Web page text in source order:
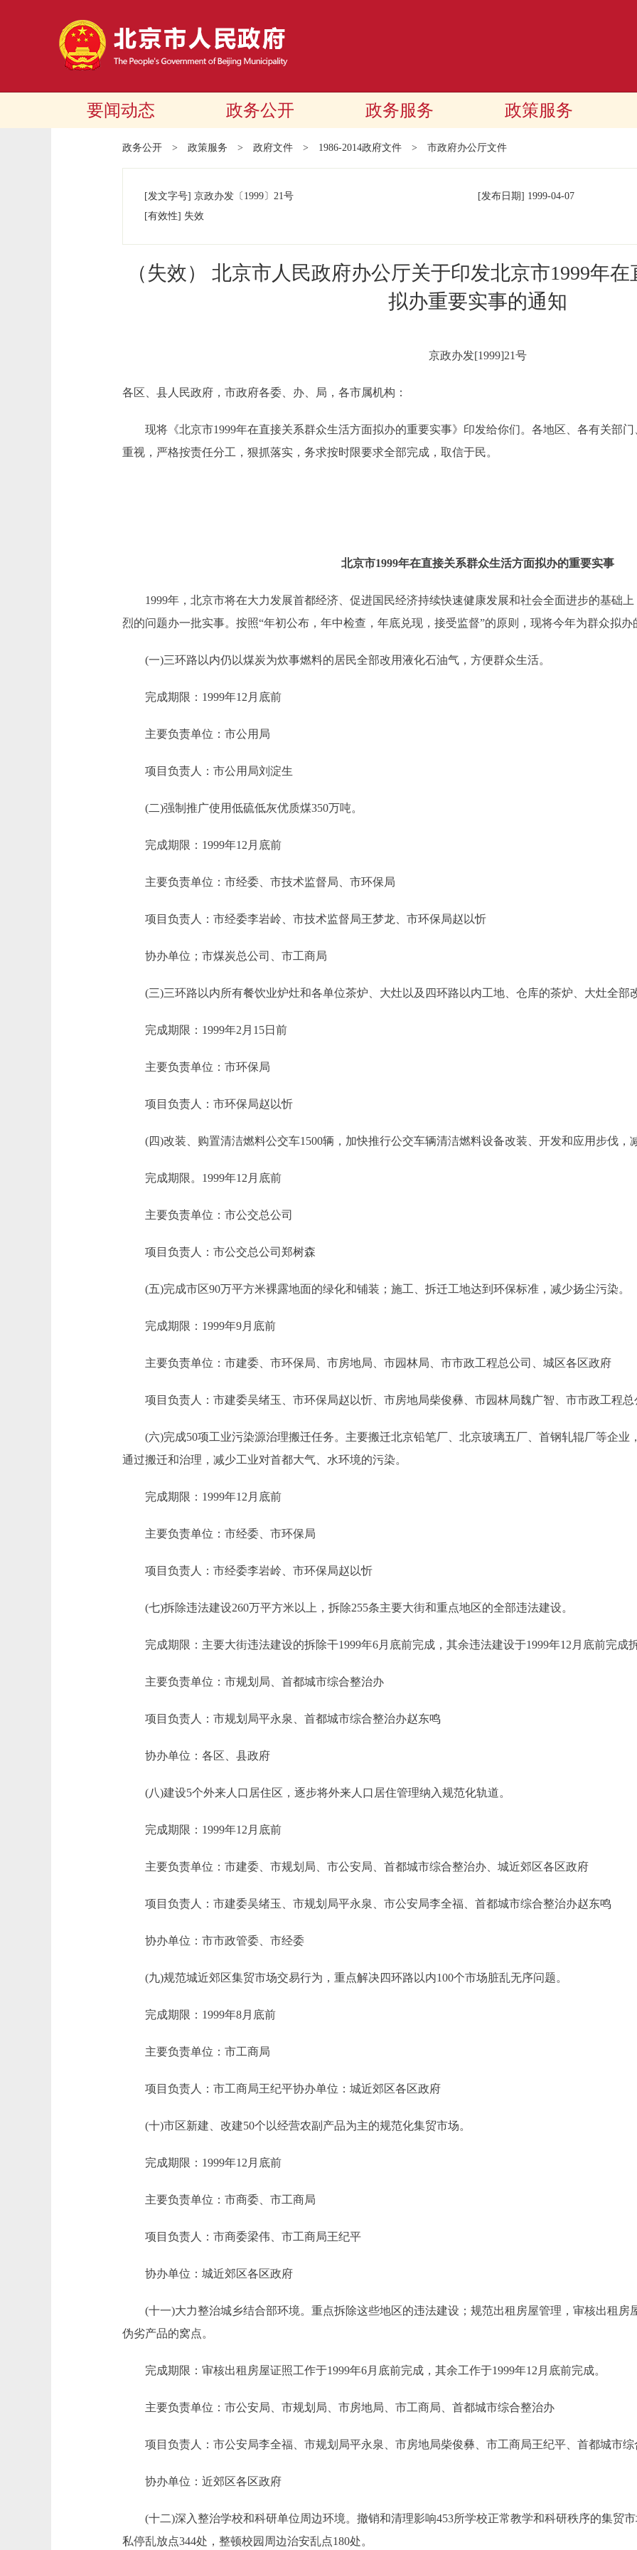
要闻动态 政务公开 政务服务 政策服务
政务公开 > 政策服务 > 政府文件 > 1986-2014政府文件 > 市政府办公厅文件
[发文字号] 京政办发 〔1999〕 21号 [发布日期] 1999-04-07
[有效性] 失效
（失效） 北京市人民政府办公厅关于印发北京市1999年
拟办重要实事的通知
京政办发[1999]21号
各区、县人民政府，市政府各委、办、局，各市属机构：
现将《北京市1999年在直接关系群众生活方面拟办的重要实事》印发给你们。各地区、各有关部门
重视，严格按责任分工，狠抓落实，务求按时限要求全部完成，取信于民。
北京市1999年在直接关系群众生活方面拟办的重要实事
1999年，北京市将在大力发展首都经济、促进国民经济持续快速健康发展和社会全面进步的基础上
烈的问题办一批实事。按照“年初公布，年中检查，年底兑现，接受监督”的原则，现将今年为群众拟办
(一)三环路以内仍以煤炭为炊事燃料的居民全部改用液化石油气，方便群众生活。
完成期限：1999年12月底前
主要负责单位：市公用局
项目负责人：市公用局刘淀生
(二)强制推广使用低硫低灰优质煤350万吨。
完成期限：1999年12月底前
主要负责单位：市经委、市技术监督局、市环保局
项目负责人：市经委李岩岭、市技术监督局王梦龙、市环保局赵以忻
协办单位；市煤炭总公司、市工商局
(三)三环路以内所有餐饮业炉灶和各单位茶炉、大灶以及四环路以内工地、仓库的茶炉、大灶全部
完成期限：1999年2月15日前
主要负责单位：市环保局
项目负责人：市环保局赵以忻
(四)改装、购置清洁燃料公交车1500辆，加快推行公交车辆清洁燃料设备改装、开发和应用步伐，
完成期限。1999年12月底前
主要负责单位：市公交总公司
项目负责人：市公交总公司郑树森
(五)完成市区90万平方米裸露地面的绿化和铺装；施工、拆迁工地达到环保标准，减少扬尘污染。
完成期限：1999年9月底前
主要负责单位：市建委、市环保局、市房地局、市园林局、市市政工程总公司、城区各区政府
项目负责人：市建委吴绪玉、市环保局赵以忻、市房地局柴俊彝、市园林局魏广智、市市政工程总
(六)完成50项工业污染源治理搬迁任务。主要搬迁北京铅笔厂、北京玻璃五厂、首钢轧辊厂等企业
通过搬迁和治理，减少工业对首都大气、水环境的污染。
完成期限：1999年12月底前
主要负责单位：市经委、市环保局
项目负责人：市经委李岩岭、市环保局赵以忻
(七)拆除违法建设260万平方米以上，拆除255条主要大街和重点地区的全部违法建设。
完成期限：主要大街违法建设的拆除干1999年6月底前完成，其余违法建设于1999年12月底前完成拆
主要负责单位：市规划局、首都城市综合整治办
项目负责人：市规划局平永泉、首都城市综合整治办赵东鸣
协办单位：各区、县政府
(八)建设5个外来人口居住区，逐步将外来人口居住管理纳入规范化轨道。
完成期限：1999年12月底前
主要负责单位：市建委、市规划局、市公安局、首都城市综合整治办、城近郊区各区政府
项目负责人：市建委吴绪玉、市规划局平永泉、市公安局李全福、首都城市综合整治办赵东鸣
协办单位：市市政管委、市经委
(九)规范城近郊区集贸市场交易行为，重点解决四环路以内100个市场脏乱无序问题。
完成期限：1999年8月底前
主要负责单位：市工商局
项目负责人：市工商局王纪平协办单位：城近郊区各区政府
(十)市区新建、改建50个以经营农副产品为主的规范化集贸市场。
完成期限：1999年12月底前
主要负责单位：市商委、市工商局
项目负责人：市商委梁伟、市工商局王纪平
协办单位：城近郊区各区政府
(十一)大力整治城乡结合部环境。重点拆除这些地区的违法建设；规范出租房屋管理，审核出租房
伪劣产品的窝点。
完成期限：审核出租房屋证照工作于1999年6月底前完成，其余工作于1999年12月底前完成。
主要负责单位：市公安局、市规划局、市房地局、市工商局、首都城市综合整治办
项目负责人：市公安局李全福、市规划局平永泉、市房地局柴俊彝、市工商局王纪平、首都城市综
协办单位：近郊区各区政府
(十二)深入整治学校和科研单位周边环境。撤销和清理影响453所学校正常教学和科研秩序的集贸市
私停乱放点344处，整顿校园周边治安乱点180处。